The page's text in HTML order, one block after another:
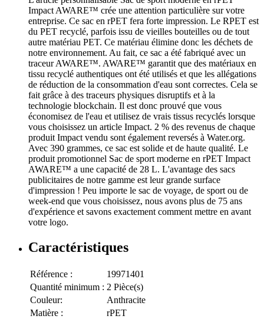
Impact AWARE™ crée une attention particulière sur votre
entreprise. Ce sac en rPET fera forte impression. Le RPET est
du PET recyclé, parfois issu de vieilles bouteilles ou de tout
autre matériau PET. Ce matériau élimine donc les déchets de
notre environnement. Au fait, ce sac a été fabriqué avec un
traceur AWARE™. AWARE™ garantit que des matériaux en
tissu recyclé authentiques ont été utilisés et que les allégations
de réduction de la consommation d'eau sont correctes. Cela se
fait grâce à des traceurs physiques disruptifs et à la
technologie blockchain. Il est donc prouvé que vous
économisez de l'eau et utilisez de vrais tissus recyclés lorsque
vous choisissez un article Impact. 2 % des revenus de chaque
produit Impact vendu sont également reversés à Water.org.
Avec 390 grammes, ce sac est solide et de haute qualité. Le
produit promotionnel Sac de sport moderne en rPET Impact
AWARE™ a une capacité de 28 L. L'avantage des sacs
publicitaires de notre gamme est leur grande surface
d'impression ! Peu importe le sac de voyage, de sport ou de
week-end que vous choisissez, nous avons plus de 75 ans
d'expérience et savons exactement comment mettre en avant
votre logo.
Caractéristiques
Référence :
19971401
Quantité minimum : 2 Pièce(s)
Couleur:
Anthracite
Matière :
rPET